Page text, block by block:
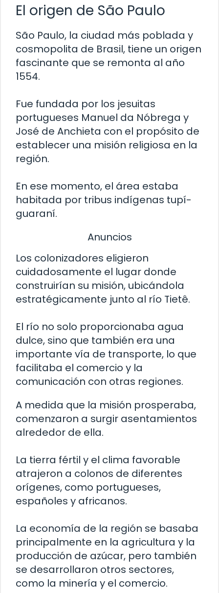
El origen de São Paulo
São Paulo, la ciudad más poblada y
cosmopolita de Brasil, tiene un origen
fascinante que se remonta al año
1554.
Fue fundada por los jesuitas
portugueses Manuel da Nóbrega y
José de Anchieta con el propósito de
establecer una misión religiosa en la
región.
En ese momento, el área estaba
habitada por tribus indígenas tupí-
guaraní.
Anuncios
Los colonizadores eligieron
cuidadosamente el lugar donde
construirían su misión, ubicándola
estratégicamente junto al río Tietê.
El río no solo proporcionaba agua
dulce, sino que también era una
importante vía de transporte, lo que
facilitaba el comercio y la
comunicación con otras regiones.
A medida que la misión prosperaba,
comenzaron a surgir asentamientos
alrededor de ella.
La tierra fértil y el clima favorable
atrajeron a colonos de diferentes
orígenes, como portugueses,
españoles y africanos.
La economía de la región se basaba
principalmente en la agricultura y la
producción de azúcar, pero también
se desarrollaron otros sectores,
como la minería y el comercio.